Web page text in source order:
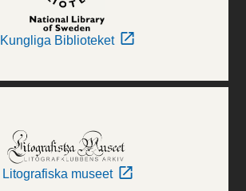
Kungliga Biblioteket
Litografiska museet